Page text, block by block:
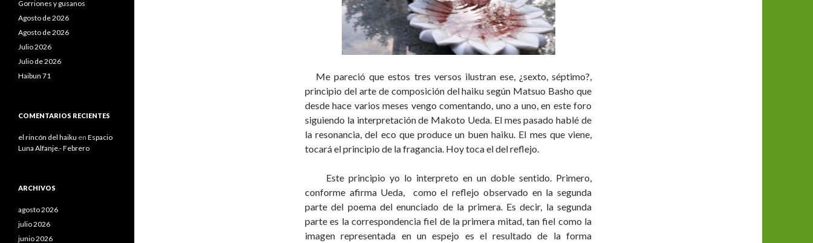
Me pareció que estos tres versos ilustran ese, ¿sexto, séptimo?,
principio del arte de composición del haiku según Matsuo Basho que
desde hace varios meses vengo comentando, uno a uno, en este foro
siguiendo la interpretación de Makoto Ueda. El mes pasado hablé de
la resonancia, del eco que produce un buen haiku. El mes que viene,
tocará el principio de la fragancia. Hoy toca el del reflejo.
Este principio yo lo interpreto en un doble sentido. Primero,
conforme afirma Ueda, como el reflejo observado en la segunda
parte del poema del enunciado de la primera. Es decir, la segunda
parte es la correspondencia fiel de la primera mitad, tan fiel como la
imagen representada en un espejo es el resultado de la forma
Gorriones y gusanos
Agosto de 2026
Agosto de 2026
Julio 2026
Julio de 2026
Haibun 71
COMENTARIOS RECIENTES
el rincón del haiku en Espacio
Luna Alfanje.- Febrero
ARCHIVOS
agosto 2026
julio 2026
junio 2026